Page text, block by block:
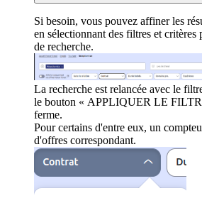
Si besoin, vous pouvez affiner les
en sélectionnant des filtres et critères
de recherche.
La recherche est relancée avec le
le bouton « APPLIQUER LE
ferme.
Pour certains d'entre eux, un
d'offres correspondant.